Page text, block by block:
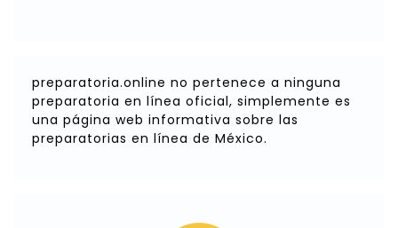
preparatoria.online no pertenece a ninguna
preparatoria en línea oficial, simplemente es
una página web informativa sobre las
preparatorias en línea de México.